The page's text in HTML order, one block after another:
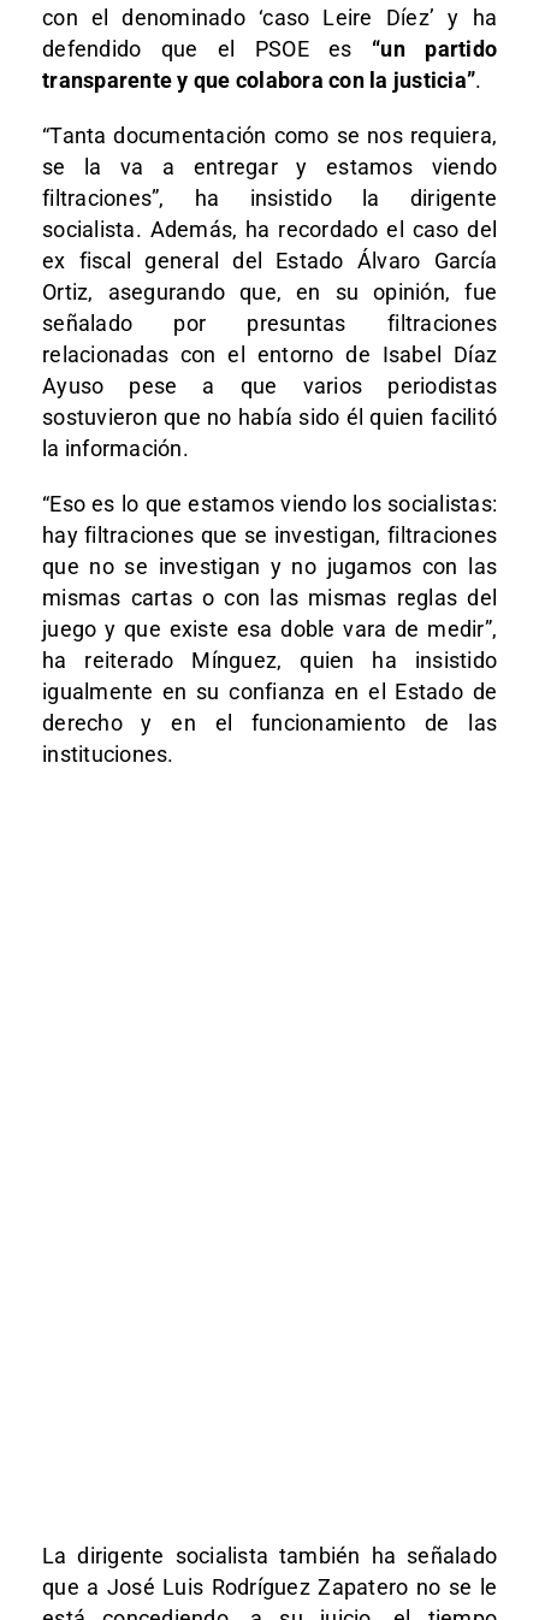
con el denominado ‘caso Leire Díez’ y ha
defendido que el PSOE es “un partido
transparente y que colabora con la justicia”.
“Tanta documentación como se nos requiera,
se la va a entregar y estamos viendo
filtraciones”, ha insistido la dirigente
socialista. Además, ha recordado el caso del
ex fiscal general del Estado Álvaro García
Ortiz, asegurando que, en su opinión, fue
señalado por presuntas filtraciones
relacionadas con el entorno de Isabel Díaz
Ayuso pese a que varios periodistas
sostuvieron que no había sido él quien facilitó
la información.
“Eso es lo que estamos viendo los socialistas:
hay filtraciones que se investigan, filtraciones
que no se investigan y no jugamos con las
mismas cartas o con las mismas reglas del
juego y que existe esa doble vara de medir”,
ha reiterado Mínguez, quien ha insistido
igualmente en su confianza en el Estado de
derecho y en el funcionamiento de las
instituciones.
La dirigente socialista también ha señalado
que a José Luis Rodríguez Zapatero no se le